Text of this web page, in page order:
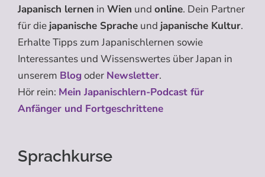
Japanisch lernen in Wien und online. Dein Partner
für die japanische Sprache und japanische Kultur.
Erhalte Tipps zum Japanischlernen sowie
Interessantes und Wissenswertes über Japan in
unserem Blogoder Newsletter.
Hör rein: Mein Japanischlern-Podcast für
Anfänger und Fortgeschrittene
Sprachkurse